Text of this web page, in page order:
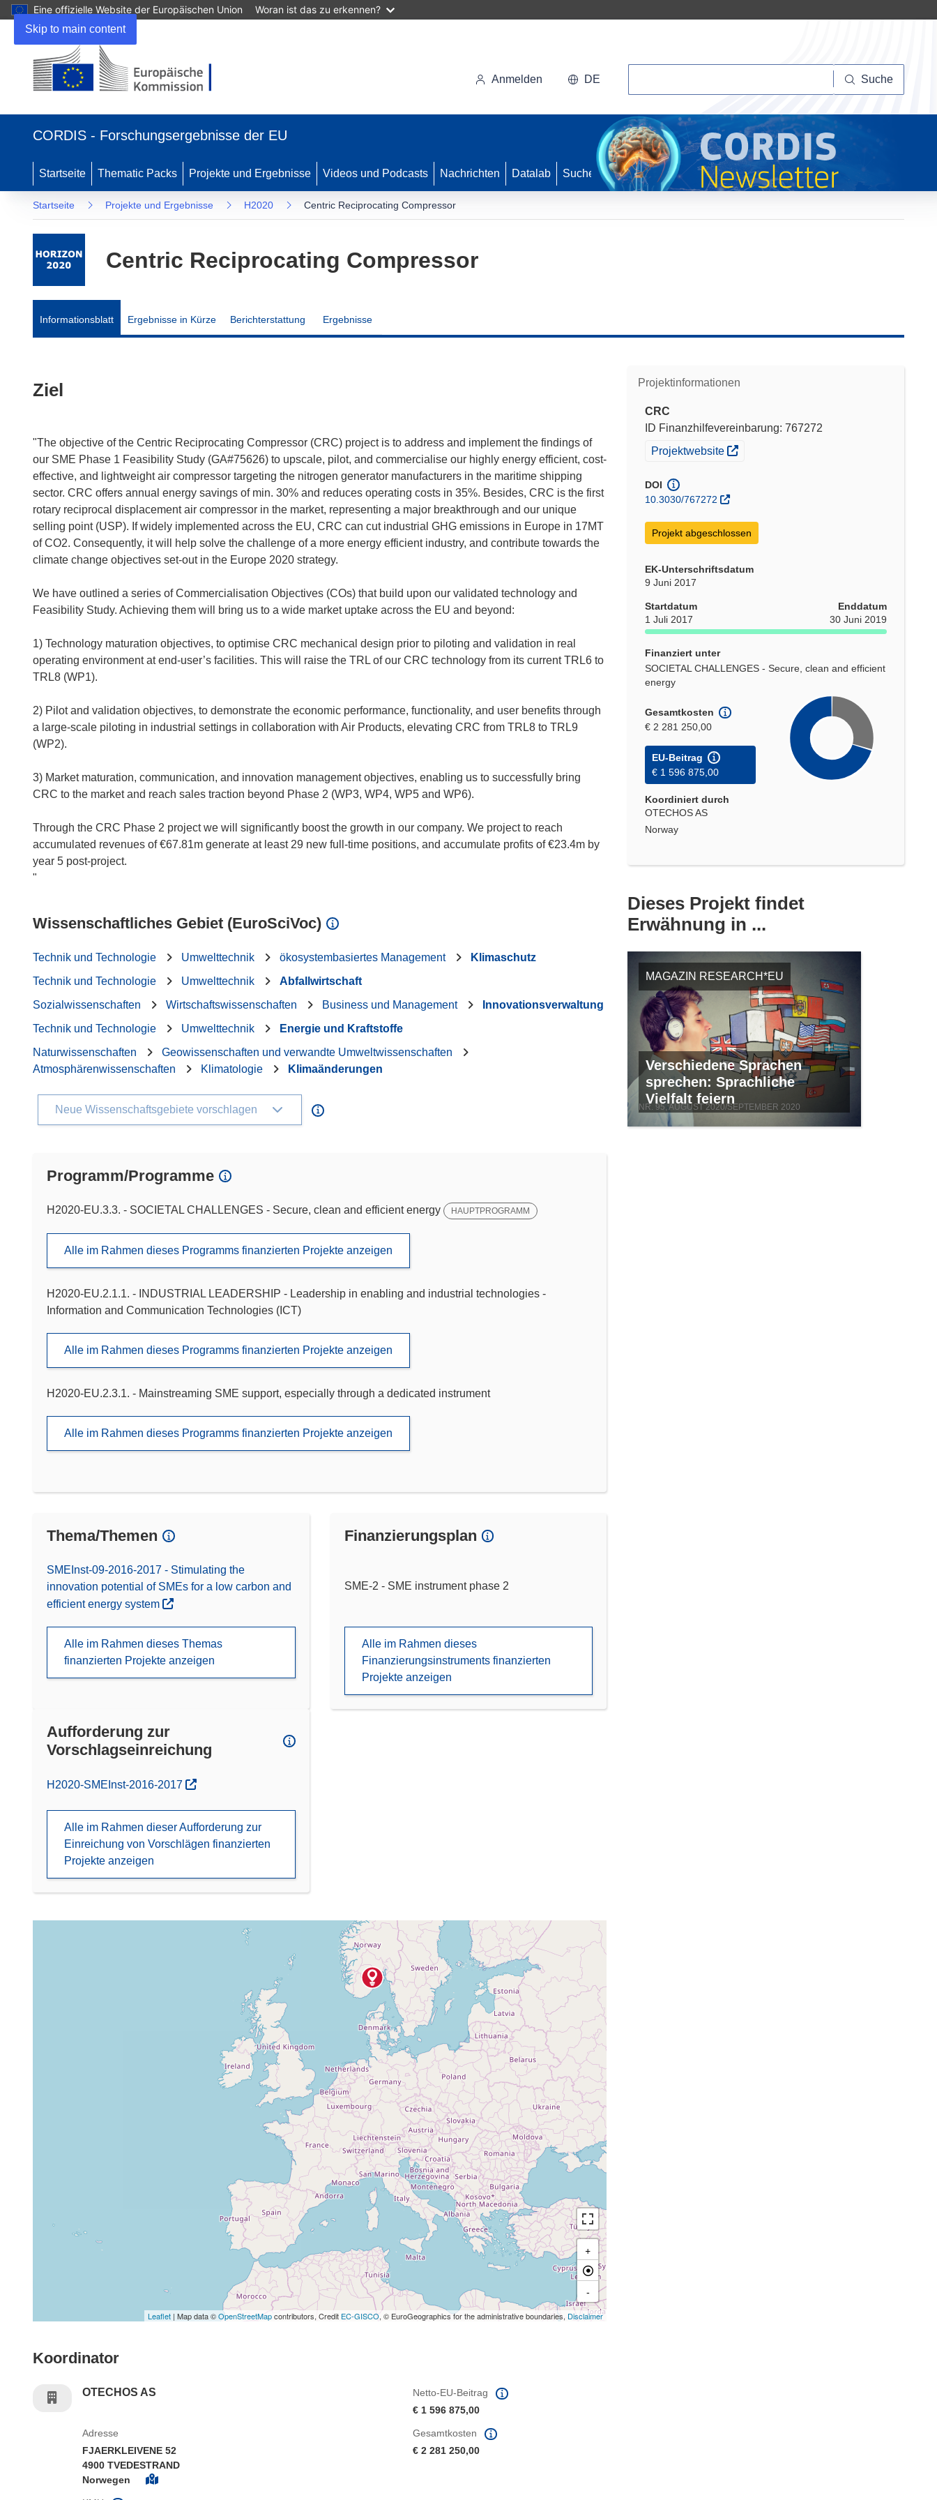
Skip to main content
Eine offizielle Website der Europäischen Union Woran ist das zu erkennen?
Anmelden DE Suche
CORDIS - Forschungsergebnisse der EU
Startseite Thematic Packs Projekte und Ergebnisse Videos und Podcasts Nachrichten Datalab Suche
Startseite Projekte und Ergebnisse H2020 Centric Reciprocating Compressor
Centric Reciprocating Compressor
Informationsblatt Ergebnisse in Kürze Berichterstattung Ergebnisse
Projektinformationen
CRC
ID Finanzhilfevereinbarung: 767272
(öffnet in neuem Fenster)
Projektwebsite
DOI
10.3030/767272
Projekt abgeschlossen
EK-Unterschriftsdatum
9 Juni 2017
Startdatum
1 Juli 2017
Enddatum
30 Juni 2019
Finanziert unter
SOCIETAL CHALLENGES - Secure, clean and efficient
energy
Gesamtkosten
€ 2 281 250,00
EU-Beitrag
€ 1 596 875,00
Koordiniert durch
OTECHOS AS
Norway
Dieses Projekt findet
Erwähnung in ...
MAGAZIN RESEARCH*EU
Verschiedene Sprachen
sprechen: Sprachliche
Vielfalt feiern
NR. 95, AUGUST 2020/SEPTEMBER 2020
Ziel
"The objective of the Centric Reciprocating Compressor (CRC) project is to address and implement the findings of
our SME Phase 1 Feasibility Study (GA#75626) to upscale, pilot, and commercialise our highly energy efficient, cost-
effective, and lightweight air compressor targeting the nitrogen generator manufacturers in the maritime shipping
sector. CRC offers annual energy savings of min. 30% and reduces operating costs in 35%. Besides, CRC is the first
rotary reciprocal displacement air compressor in the market, representing a major breakthrough and our unique
selling point (USP). If widely implemented across the EU, CRC can cut industrial GHG emissions in Europe in 17MT
of CO2. Consequently, it will help solve the challenge of a more energy efficient industry, and contribute towards the
climate change objectives set-out in the Europe 2020 strategy.
We have outlined a series of Commercialisation Objectives (COs) that build upon our validated technology and
Feasibility Study. Achieving them will bring us to a wide market uptake across the EU and beyond:
1) Technology maturation objectives, to optimise CRC mechanical design prior to piloting and validation in real
operating environment at end-user’s facilities. This will raise the TRL of our CRC technology from its current TRL6 to
TRL8 (WP1).
2) Pilot and validation objectives, to demonstrate the economic performance, functionality, and user benefits through
a large-scale piloting in industrial settings in collaboration with Air Products, elevating CRC from TRL8 to TRL9
(WP2).
3) Market maturation, communication, and innovation management objectives, enabling us to successfully bring
CRC to the market and reach sales traction beyond Phase 2 (WP3, WP4, WP5 and WP6).
Through the CRC Phase 2 project we will significantly boost the growth in our company. We project to reach
accumulated revenues of €67.81m generate at least 29 new full-time positions, and accumulate profits of €23.4m by
year 5 post-project.
Wissenschaftliches Gebiet (EuroSciVoc)
Technik und Technologie Umwelttechnik ökosystembasiertes Management
Klimaschutz
Technik und Technologie
Umwelttechnik
Abfallwirtschaft
Sozialwissenschaften
Wirtschaftswissenschaften Business und Management
Innovationsverwaltung
Technik und Technologie
Umwelttechnik
Energie und Kraftstoffe
Naturwissenschaften
Geowissenschaften und verwandte Umweltwissenschaften
Atmosphärenwissenschaften
Klimatologie Klimaänderungen
Neue Wissenschaftsgebiete vorschlagen
Programm/Programme
H2020-EU.3.3. - SOCIETAL CHALLENGES - Secure, clean and efficient energy HAUPTPROGRAMM
Alle im Rahmen dieses Programms finanzierten Projekte anzeigen
H2020-EU.2.1.1. - INDUSTRIAL LEADERSHIP - Leadership in enabling and industrial technologies -
Information and Communication Technologies (ICT)
Alle im Rahmen dieses Programms finanzierten Projekte anzeigen
H2020-EU.2.3.1. - Mainstreaming SME support, especially through a dedicated instrument
Alle im Rahmen dieses Programms finanzierten Projekte anzeigen
Thema/Themen
SMEInst-09-2016-2017 - Stimulating the
innovation potential of SMEs for a low carbon and
efficient energy system
Alle im Rahmen dieses Themas
finanzierten Projekte anzeigen
Finanzierungsplan
SME-2 - SME instrument phase 2
Alle im Rahmen dieses
Finanzierungsinstruments finanzierten
Projekte anzeigen
Aufforderung zur
Vorschlagseinreichung
(öffnet in neuem Fenster)
H2020-SMEInst-2016-2017
Alle im Rahmen dieser Aufforderung zur
Einreichung von Vorschlägen finanzierten
Projekte anzeigen
+
-
Leaflet | Map data ©OpenStreetMapcontributors, Credit EC-GISCO, © EuroGeographics for the administrative boundaries, Disclaimer
Koordinator
OTECHOS AS
Netto-EU-Beitrag
€ 1 596 875,00
Adresse
FJAERKLEIVENE 52
4900 TVEDESTRAND
Norwegen
Gesamtkosten
€ 2 281 250,00